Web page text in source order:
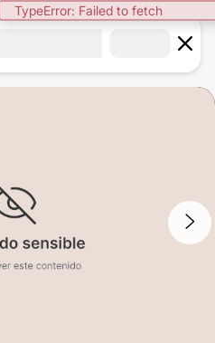
TypeError: Failed to fetch